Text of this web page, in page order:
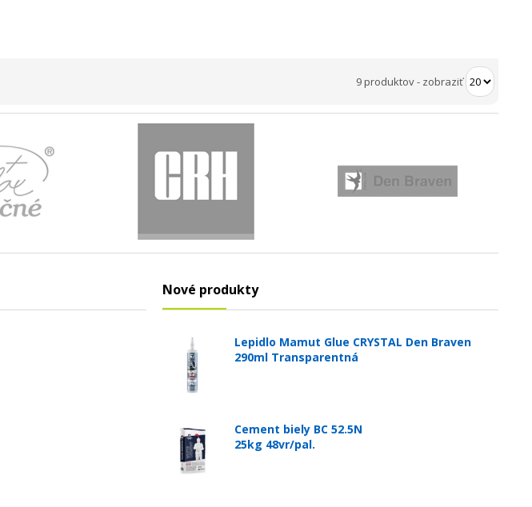
9 produktov- zobraziť
Nové produkty
Lepidlo Mamut Glue CRYSTAL Den Braven
290ml Transparentná
Cement biely BC 52.5N
25kg 48vr/pal.